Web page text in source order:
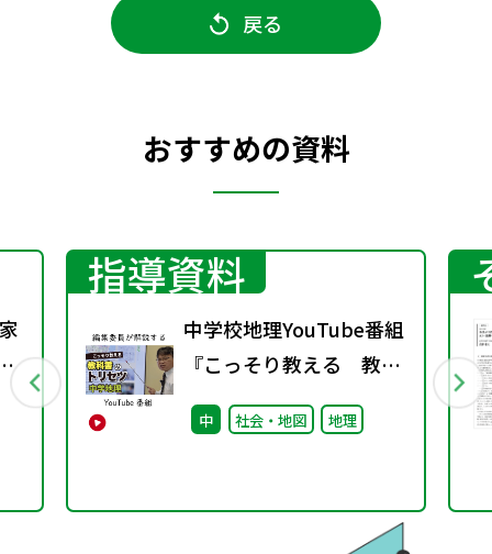
戻る
おすすめの資料
指導資料
中学校地理YouTube番組
『こっそり教える 教科
書のトリセツ』好評配信
中！
中 社会・地図 地理